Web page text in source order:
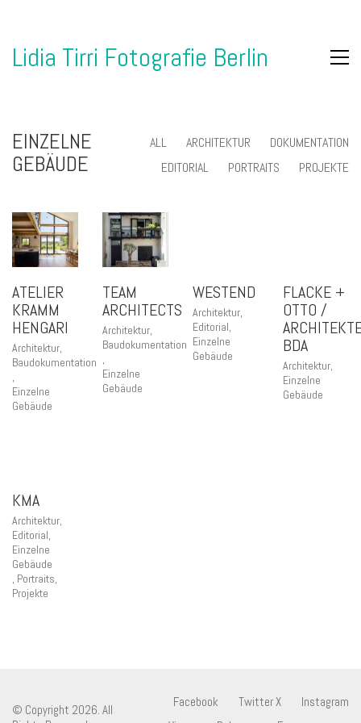
Lidia Tirri Fotografie Berlin
EINZELNE
GEBÄUDE
ALL ARCHITEKTUR
DOKUMENTATION
EDITORIAL
PORTRAITS PROJEKTE
ATELIER
KRAMM
HENGARI
Architektur,
Baudokumentation
,
Einzelne
Gebäude
TEAM
ARCHITECTS
Architektur,
Baudokumentation
,
Einzelne
Gebäude
WESTEND
Architektur,
Editorial,
Einzelne
Gebäude
FLACKE +
OTTO /
BDA
Architektur,
Einzelne
Gebäude
KMA
Architektur,
Editorial,
Einzelne
Gebäude
, Portraits,
Projekte
Facebook Twitter X
Instagram
© Copyright 2026. All